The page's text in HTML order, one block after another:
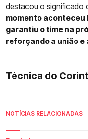
destacou o significado
momento aconteceu
garantiu o time na
reforçando a união e
Técnica do
NOTÍCIAS RELACIONADAS